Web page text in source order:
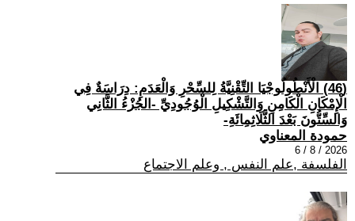
(46) الْأَنْطُولُوجْيَا التِّقْنِيَّةُ لِلسِّحْرِ وَالْعَدَمِ: دِرَاسَةٌ فِي
الْإِمْكَانِ الْكَامِنِ وَالتَّشْكِيلِ الْوُجُودِيِّ -الجُزْءُ الثَّانِي
وَالسِّتُّونَ بَعْدَ الثَّلَاثِمِائَةِ-
حمودة المعناوي
2026 / 8 / 6
الفلسفة ,علم النفس , وعلم الاجتماع